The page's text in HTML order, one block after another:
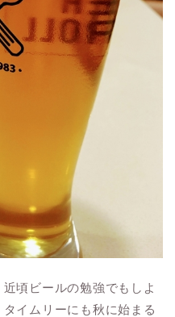
頃ビールの勉強でもしよ
イムリーにも秋に始まる